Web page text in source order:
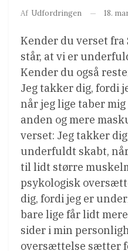
Af Udfordringen 18.
Kender du verset fra
står, at vi er
Kender du også
Jeg takker dig, fordi
når jeg lige taber mig
anden og mere
verset: Jeg takker
underfuldt skabt,
til lidt større
psykologisk
dig, fordi jeg er
bare lige får lidt
sider i min
oversættelse sætter